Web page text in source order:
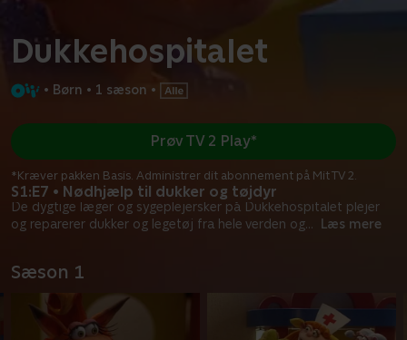
Dukkehospitalet
• Børn • 1 sæson •
S1:E7 • Nødhjælp til dukker og tøjdyr
De dygtige læger og sygeplejersker på Dukkehospitalet plejer
og reparerer dukker og legetøj fra hele verden og... Læs mere
Prøv TV 2 Play*
*Kræver pakken Basis. Administrer dit abonnement på Mit TV 2.
Sæson 1